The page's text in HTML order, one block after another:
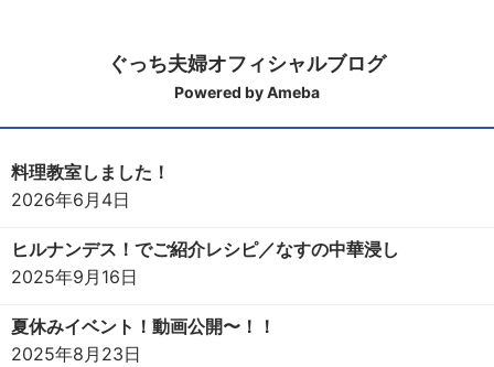
ぐっち夫婦オフィシャルブログ
Powered by Ameba
料理教室しました！
2026年6月4日
ヒルナンデス！でご紹介レシピ／なすの中華浸し
2025年9月16日
夏休みイベント！動画公開〜！！
2025年8月23日